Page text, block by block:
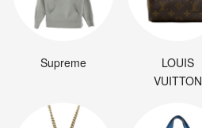
Supreme
LOUIS
VUITTON